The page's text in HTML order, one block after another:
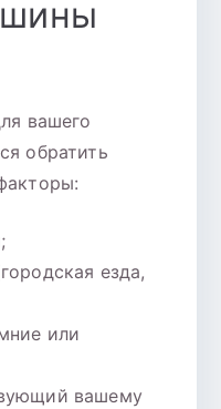
вашего
обратить
езда,
или
вашему